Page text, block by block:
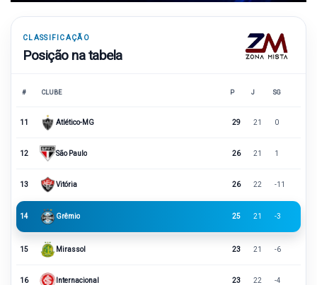
CLASSIFICAÇÃO
Posição na tabela
# CLUBE P J SG
11 Atlético-MG 29 21 0
12 São Paulo 26 21 1
13 Vitória 26 22 -11
14 Grêmio 25 21 -3
15 Mirassol 23 21 -6
16 Internacional 23 22 -4